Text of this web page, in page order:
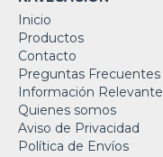
Inicio
Productos
Contacto
Preguntas Frecuentes
Información Relevante
Quienes somos
Aviso de Privacidad
Política de Envíos